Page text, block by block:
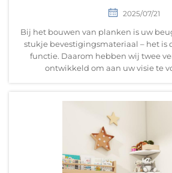
2025/07/21
Bij het bouwen van planken is uw
stukje bevestigingsmateriaal – het is
functie. Daarom hebben wij twee
ontwikkeld om aan uw visie te